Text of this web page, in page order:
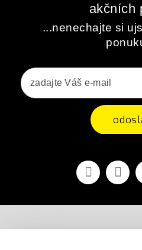
akčních
...nenechajte si
FacebookYoutube